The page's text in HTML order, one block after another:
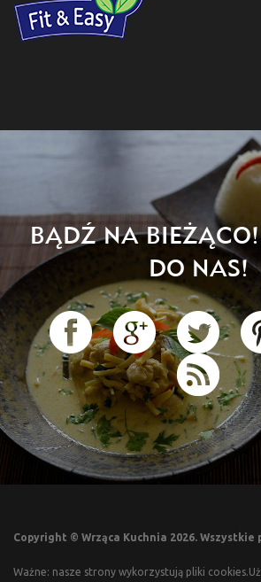
BĄDŹ NA
DO NAS!
Copyright © Wrząca Kuchnia 2026. Wszystkie
Ważne: nasze strony wykorzystują pliki